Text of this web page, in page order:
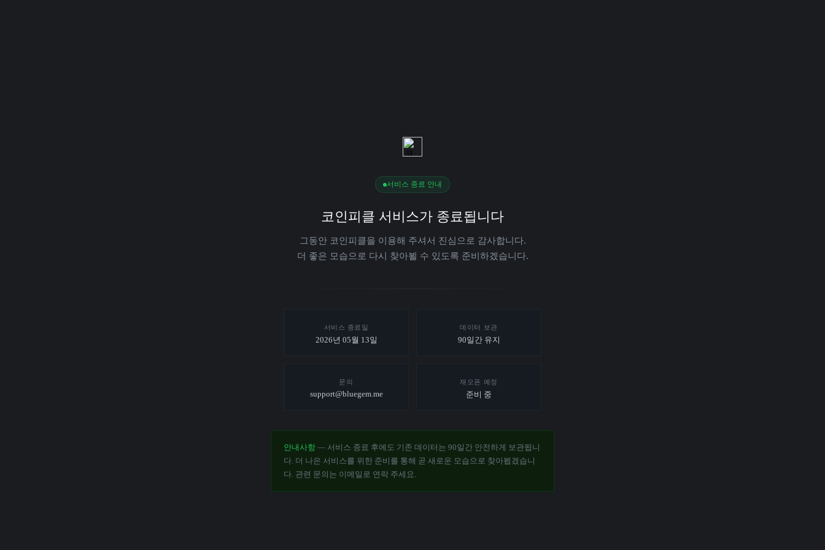
서비스 종료 안내
코인피클 서비스가 종료됩니다
그동안 코인피클을 이용해 주셔서 진심으로 감사합니다.
더 좋은 모습으로 다시 찾아뵐 수 있도록 준비하겠습니다.
서비스 종료일
2026년 05월 13일
데이터 보관
90일간 유지
문의
support@bluegem.me
재오픈 예정
준비 중
안내사항 — 서비스 종료 후에도 기존 데이터는 90일간 안전하게 보관됩니
다. 더 나은 서비스를 위한 준비를 통해 곧 새로운 모습으로 찾아뵙겠습니
다. 관련 문의는 이메일로 연락 주세요.